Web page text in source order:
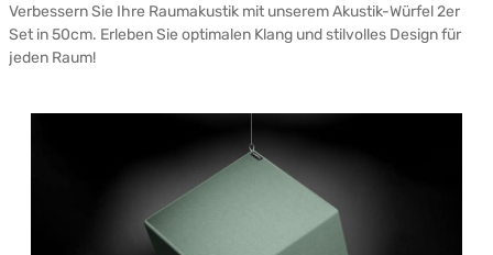
Verbessern Sie Ihre Raumakustik mit unserem Akustik-Würfel 2er
Set in 50cm. Erleben Sie optimalen Klang und stilvolles Design für
jeden Raum!